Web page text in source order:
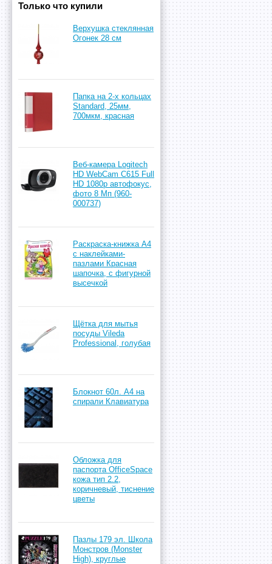
Только что купили
Верхушка стеклянная
Огонек 28 см
Папка на 2-х кольцах
Standard, 25мм,
700мкм, красная
Веб-камера Logitech
HD WebCam C615 Full
HD 1080p автофокус,
фото 8 Мп (960-
000737)
Раскраска-книжка А4
с наклейками-
пазлами Красная
шапочка, с фигурной
высечкой
Щётка для мытья
посуды Vileda
Professional, голубая
Блокнот 60л. А4 на
спирали Клавиатура
Обложка для
паспорта OfficeSpace
кожа тип 2.2,
коричневый, тиснение
цветы
Пазлы 179 эл. Школа
Монстров (Monster
High), круглые